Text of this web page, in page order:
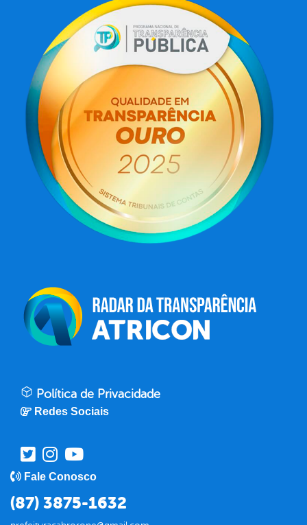
Política de Privacidade
Redes Sociais
Fale Conosco
(87) 3875-1632